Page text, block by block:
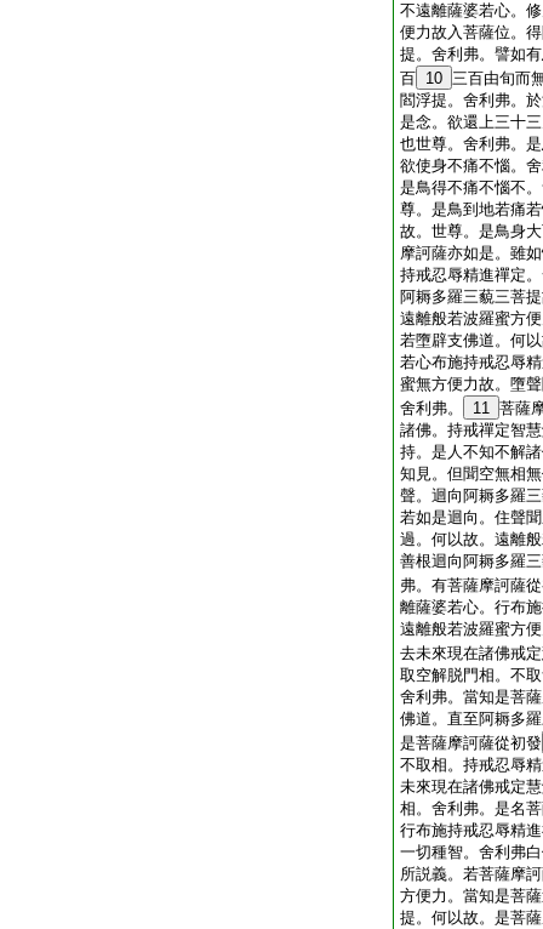
不遠離薩婆若心。
便力故入菩薩位。
提。舍利弗。譬如
百 10 三百由旬而
閻浮提。舍利弗。
是念。欲還上三十
也世尊。舍利弗。
欲使身不痛不惱。
是鳥得不痛不惱不
尊。是鳥到地若痛
故。世尊。是鳥身
摩訶薩亦如是。雖
持戒忍辱精進禪定
阿耨多羅三藐三菩
遠離般若波羅蜜方
若墮辟支佛道。何
若心布施持戒忍辱
蜜無方便力故。墮
舍利弗。
11 菩薩
諸佛。持戒禪定智
持。是人不知不解
知見。但聞空無相
聲。迴向阿耨多羅
若如是迴向。住聲
過。何以故。遠離
善根迴向阿耨多羅
弗。有菩薩摩訶薩
離薩婆若心。行布
遠離般若波羅蜜方
去未來現在諸佛戒
取空解脱門相。不
舍利弗。當知是菩
佛道。直至阿耨多
是菩薩摩訶薩從初發
不取相。持戒忍辱
未來現在諸佛戒定
相。舍利弗。是名
行布施持戒忍辱精
一切種智。舍利弗
所説義。若菩薩摩
方便力。當知是菩
提。何以故。是菩